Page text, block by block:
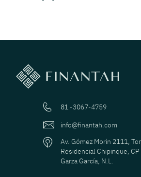
81 -3067-4759
info@finantah.com
Av. Gómez Morín 2111,
Residencial Chipinque,
Garza García, N.L.